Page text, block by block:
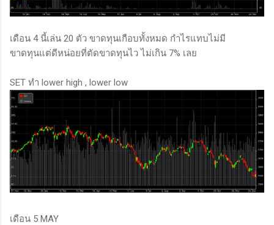
เดือน 4 นี้เล่น 20 ตัว ขาดทุนเกือบทั้งหมด กำไรแทบไม่มี
ขาดทุนแต่ดีหน่อยที่ตัดขาดทุนไว ไม่เกิน 7% เลย
SET ทำ lower high , lower low
เดือน 5 MAY